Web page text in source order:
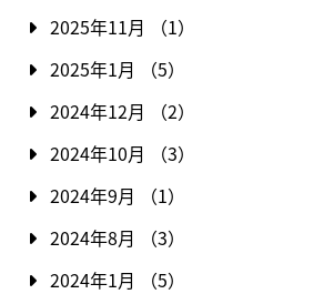
2025年11月 （1）
2025年1月 （5）
2024年12月 （2）
2024年10月 （3）
2024年9月 （1）
2024年8月 （3）
2024年1月 （5）